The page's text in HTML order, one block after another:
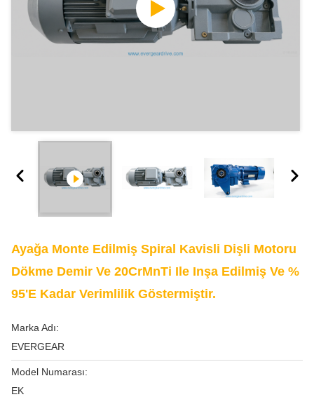
Ayağa Monte Edilmiş Spiral Kavisli Dişli Motoru
Dökme Demir Ve 20CrMnTi Ile Inşa Edilmiş Ve %
95'e Kadar Verimlilik Göstermiştir.
Marka Adı:
EVERGEAR
Model Numarası:
EK